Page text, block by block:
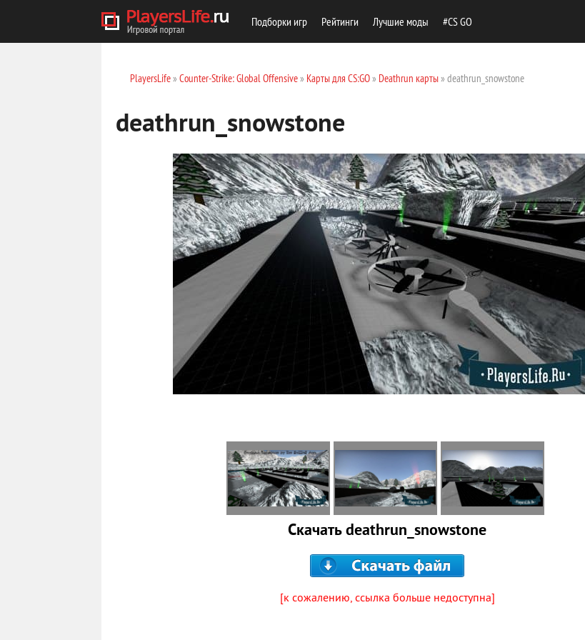
Подборки игр Рейтинги Лучшие моды #CS GO
PlayersLife» Counter-Strike: Global Offensive» Карты для CS:GO» Deathrun карты» deathrun_snowstone
deathrun_snowstone
Скачать deathrun_snowstone
[к сожалению, ссылка больше недоступна]